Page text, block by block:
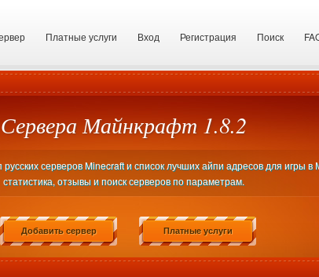
Платные услуги Вход Регистрация Поиск
Сервера Майнкрафт 1.8.2
серверов Minecraft и список лучших айпи адресов для игры
статистика, отзывы и поиск серверов по параметрам.
Добавить сервер Платные услуги